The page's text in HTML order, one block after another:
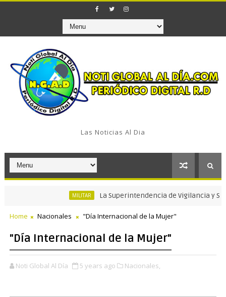
Las Noticias Al Dia
La Superintendencia de Vigilancia y
Home Nacionales "Día Internacional de la Mujer"
"Día Internacional de la Mujer"
Noti Global Al Día 5 years ago Nacionales,